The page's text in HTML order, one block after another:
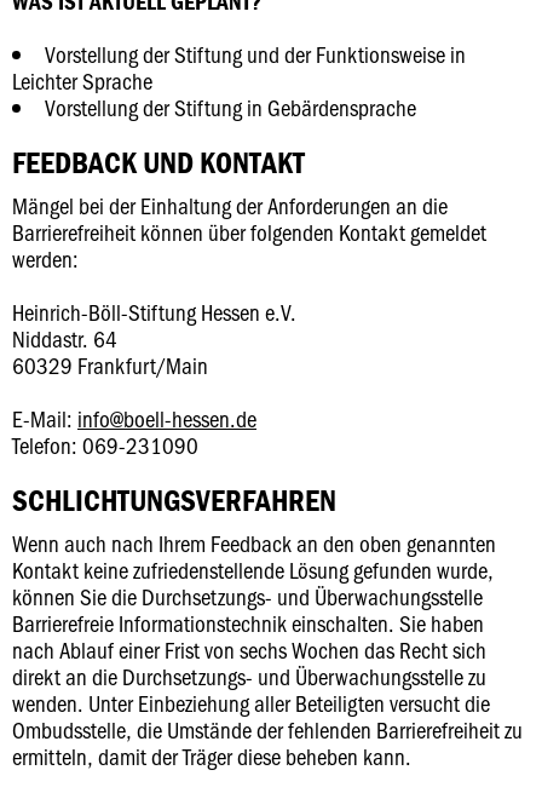
Vorstellung der Stiftung und der Funktionsweise in
Leichter Sprache
Vorstellung der Stiftung in Gebärdensprache
FEEDBACK UND KONTAKT
Mängel bei der Einhaltung der Anforderungen an die
Barrierefreiheit können über folgenden Kontakt gemeldet
werden:
Heinrich-Böll-Stiftung Hessen e.V.
Niddastr. 64
60329 Frankfurt/Main
E-Mail: info@boell-hessen.de
Telefon: 069-231090
SCHLICHTUNGSVERFAHREN
Wenn auch nach Ihrem Feedback an den oben genannten
Kontakt keine zufriedenstellende Lösung gefunden wurde,
können Sie die Durchsetzungs- und Überwachungsstelle
Barrierefreie Informationstechnik einschalten. Sie haben
nach Ablauf einer Frist von sechs Wochen das Recht sich
direkt an die Durchsetzungs- und Überwachungsstelle zu
wenden. Unter Einbeziehung aller Beteiligten versucht die
Ombudsstelle, die Umstände der fehlenden Barrierefreiheit zu
ermitteln, damit der Träger diese beheben kann.